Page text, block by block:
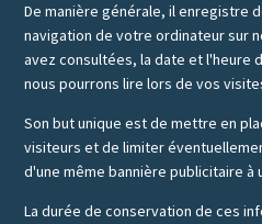
De manière générale, il enregistre
navigation de votre ordinateur sur
avez consultées, la date et l'heure
nous pourrons lire lors de vos
Son but unique est de mettre en
visiteurs et de limiter
d'une même bannière publicitaire à
La durée de conservation de ces